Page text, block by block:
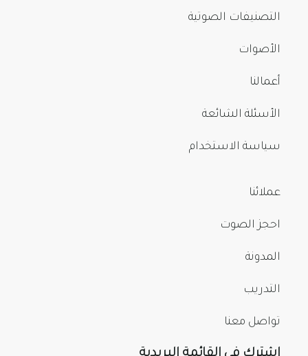
التصنيفات الصوتية
الأصوات
أعمالنا
الأسئلة الشائعة
سياسة الاستخدام
عملائنا
احجز الصوت
المدونة
التدريب
تواصل معنا